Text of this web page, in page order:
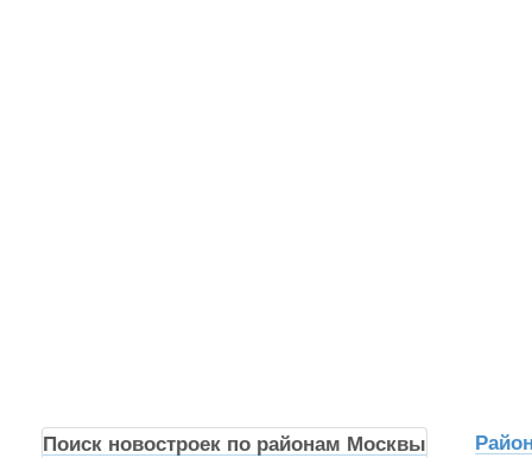
Поиск новостроек по районам Москвы